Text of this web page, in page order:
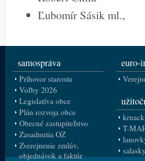
Ľubomír Sásik ml.,
samospráva
Príhovor starostu
Voľby 2026
Legislatíva obce
Plán rozvoja obce
Obecné zastupiteľstvo
Zasadnutia OZ
Zverejnenie zmlúv,
objednávok a faktúr
euro-
T-